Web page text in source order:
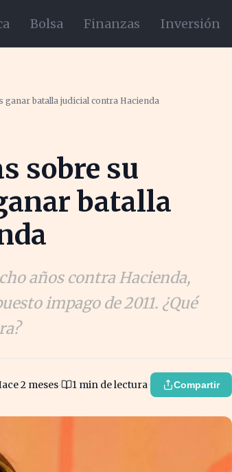
Bolsa Finanzas Inversión
ganar batalla judicial contra Hacienda
sobre su
batalla
años contra Hacienda,
impago de 2011. ¿Qué
2 meses 1 min de lectura Compartir